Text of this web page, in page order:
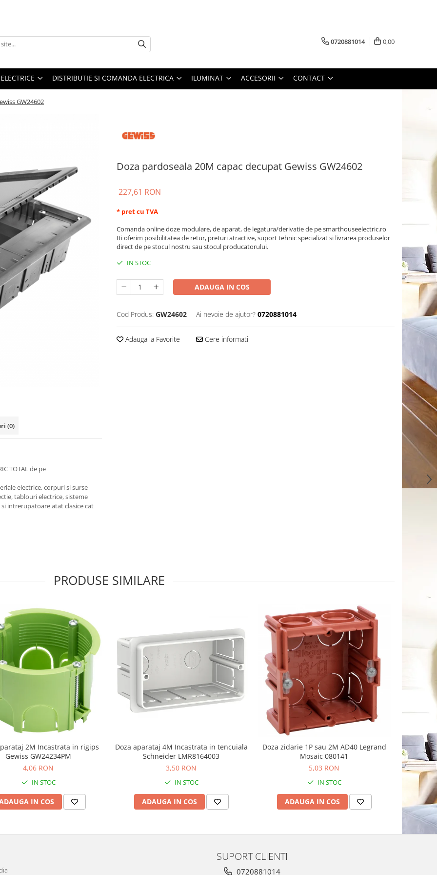
0720881014 0,00
DISTRIBUTIE SI COMANDA ELECTRICA ILUMINAT ACCESORII CONTACT
GW24602
Doza pardoseala 20M capac decupat Gewiss GW24602
227,61 RON
* pret cu TVA
Comanda online doze modulare, de aparat, de legatura/derivatie de pe smarthouseelectric.ro
Iti oferim posibilitatea de retur, preturi atractive, suport tehnic specializat si livrarea produselor
direct de pe stocul nostru sau stocul producatorului.
IN STOC
ADAUGA IN COS
Cod Produs: GW24602 Ai nevoie de ajutor? 0720881014
Adauga la Favorite Cere informatii
(0)
TOTAL de pe
electrice, corpuri si surse
tablouri electrice, sisteme
intrerupatoare atat clasice cat
PRODUSE SIMILARE
2M Incastrata in rigips
Gewiss GW24234PM
4,06 RON
IN STOC
IN COS
Doza aparataj 4M Incastrata in tencuiala
Schneider LMR8164003
3,50 RON
IN STOC
ADAUGA IN COS
Doza zidarie 1P sau 2M AD40 Legrand
Mosaic 080141
5,03 RON
IN STOC
ADAUGA IN COS
Doza
SUPORT CLIENTI
0720881014